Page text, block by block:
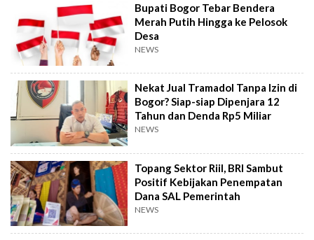
Bupati Bogor Tebar Bendera
Merah Putih Hingga ke Pelosok
Desa
NEWS
Nekat Jual Tramadol Tanpa Izin di
Bogor? Siap-siap Dipenjara 12
Tahun dan Denda Rp5 Miliar
NEWS
Topang Sektor Riil, BRI Sambut
Positif Kebijakan Penempatan
Dana SAL Pemerintah
NEWS